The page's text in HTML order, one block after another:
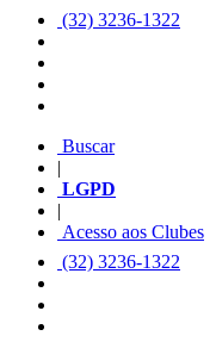
(32) 3236-1322
Buscar
|
LGPD
|
Acesso aos Clubes
(32) 3236-1322